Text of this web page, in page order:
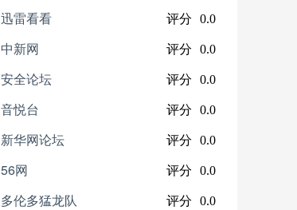
迅雷看看 评分 0.0
中新网 评分 0.0
安全论坛 评分 0.0
音悦台 评分 0.0
新华网论坛 评分 0.0
56网 评分 0.0
多伦多猛龙队 评分 0.0